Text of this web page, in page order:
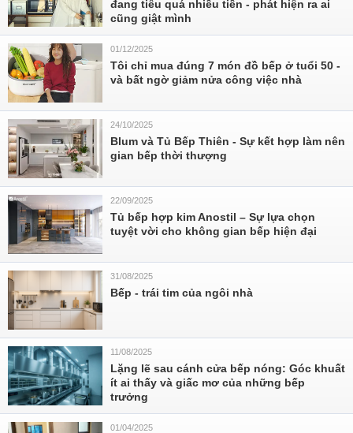
đang tiêu quá nhiều tiền - phát hiện ra ai
cũng giật mình
01/12/2025
Tôi chỉ mua đúng 7 món đồ bếp ở tuổi 50 -
và bất ngờ giảm nửa công việc nhà
24/10/2025
Blum và Tủ Bếp Thiên - Sự kết hợp làm nên
gian bếp thời thượng
22/09/2025
Tủ bếp hợp kim Anostil – Sự lựa chọn
tuyệt vời cho không gian bếp hiện đại
31/08/2025
Bếp - trái tim của ngôi nhà
11/08/2025
Lặng lẽ sau cánh cửa bếp nóng: Góc khuất
ít ai thấy và giấc mơ của những bếp
trưởng
01/04/2025